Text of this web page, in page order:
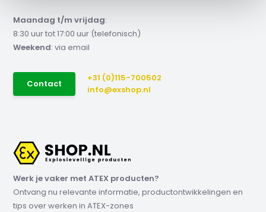
Maandag t/m vrijdag:
8:30 uur tot 17:00 uur (telefonisch)
Weekend: via email
Contact
+31 (0)115-700502
info@exshop.nl
Werk je vaker met ATEX producten?
Ontvang nu relevante informatie, productontwikkelingen en
tips over werken in ATEX-zones